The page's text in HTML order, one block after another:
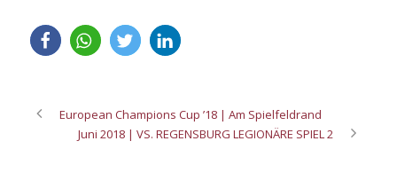
European Champions Cup ’18 | Am Spielfeldrand
Juni 2018 | VS. REGENSBURG LEGIONÄRE SPIEL 2